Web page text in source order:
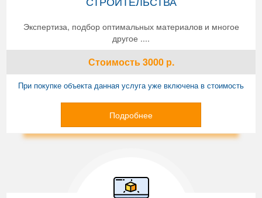
Экспертиза, подбор оптимальных материалов и многое
другое ....
Стоимость3000р.
При покупке объекта данная услуга уже включена в стоимость
Подробнее